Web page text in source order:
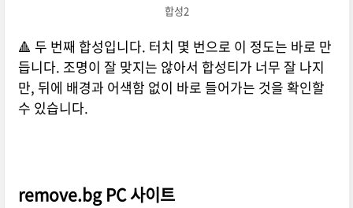
합성2
🔺 두 번째 합성입니다. 터치 몇 번으로 이 정도는 바로 만
듭니다. 조명이 잘 맞지는 않아서 합성티가 너무 잘 나지
만, 뒤에 배경과 어색함 없이 바로 들어가는 것을 확인할
수 있습니다.
remove.bg PC 사이트